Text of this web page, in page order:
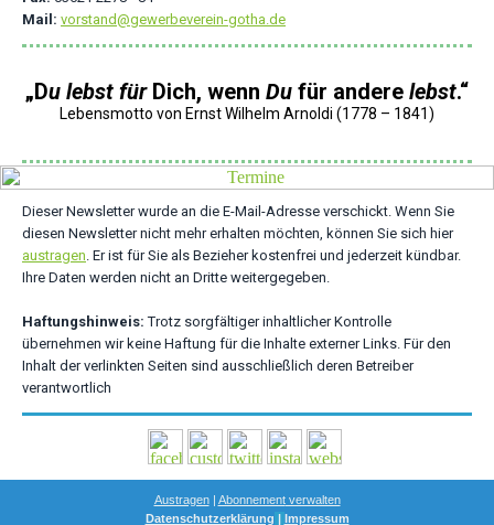
Mail: vorstand@gewerbeverein-gotha.de
„Du lebst fürDich, wenn Du für andere lebst.“
Lebensmotto von Ernst Wilhelm Arnoldi (1778 – 1841)
Dieser Newsletter wurde an die E-Mail-Adresse verschickt. Wenn Sie
diesen Newsletter nicht mehr erhalten möchten, können Sie sich hier
austragen. Er ist für Sie als Bezieher kostenfrei und jederzeit kündbar.
Ihre Daten werden nicht an Dritte weitergegeben.
Haftungshinweis: Trotz sorgfältiger inhaltlicher Kontrolle
übernehmen wir keine Haftung für die Inhalte externer Links. Für den
Inhalt der verlinkten Seiten sind ausschließlich deren Betreiber
verantwortlich
Austragen| Abonnementverwalten
Datenschutzerklärung | Impressum